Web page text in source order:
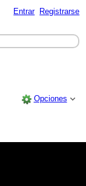
Entrar Registrarse
Opciones